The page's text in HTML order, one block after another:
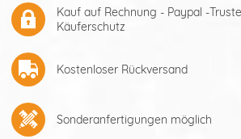
Kauf auf Rechnung - Paypal -
Käuferschutz
Kostenloser Rückversand
Sonderanfertigungen möglich